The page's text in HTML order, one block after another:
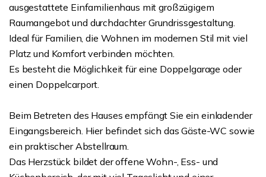
ausgestattete Einfamilienhaus mit großzügigem
Raumangebot und durchdachter Grundrissgestaltung.
Ideal für Familien, die Wohnen im modernen Stil mit viel
Platz und Komfort verbinden möchten.
Es besteht die Möglichkeit für eine Doppelgarage oder
einen Doppelcarport.
Beim Betreten des Hauses empfängt Sie ein einladender
Eingangsbereich. Hier befindet sich das Gäste-WC sowie
ein praktischer Abstellraum.
Das Herzstück bildet der offene Wohn-, Ess- und